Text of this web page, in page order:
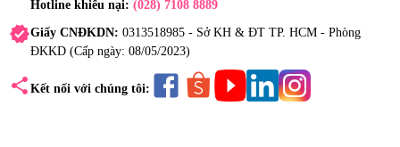
Hotline khiếu nại: (028) 7108 8889
verifiedGiấy CNĐKDN: 0313518985 - Sở KH & ĐT TP. HCM - Phòng
ĐKKD (Cấp ngày: 08/05/2023)
share Kết nối với chúng tôi: